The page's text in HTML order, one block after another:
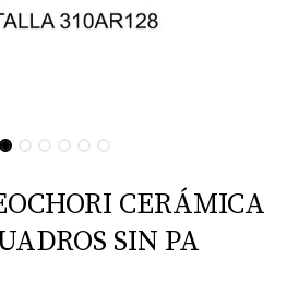
CERÁMICA
SIN PA